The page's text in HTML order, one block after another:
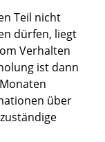
Teil nicht
dürfen, liegt
Verhalten
ist dann
über